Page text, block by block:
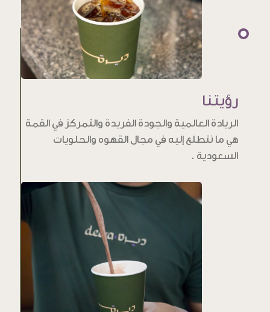
رؤيتنا
الريادة العالمية والجودة الفريدة والتمركز في القمة
هي ما نتطلع إليه في مجال القهوه والحلويات
السعودية .